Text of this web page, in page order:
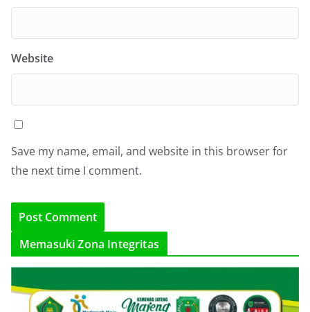
Website
Save my name, email, and website in this browser for
the next time I comment.
Memasuki Zona Integritas